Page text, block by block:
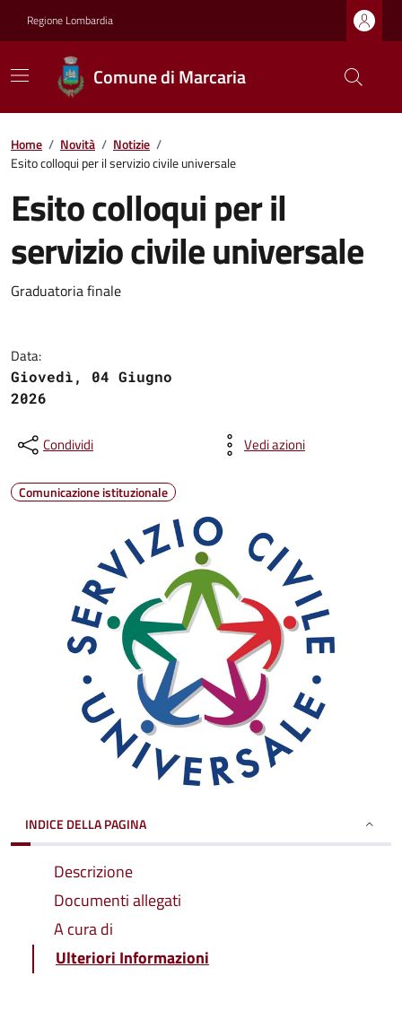
Regione Lombardia
Comune di Marcaria
Home / Novità / Notizie /
Esito colloqui per il servizio civile universale
Esito colloqui per il
servizio civile universale
Graduatoria finale
Data:
Giovedì, 04 Giugno
2026
Condividi Vedi azioni
Comunicazione istituzionale
INDICE DELLA PAGINA
Descrizione
Documenti allegati
A cura di
Ulteriori Informazioni